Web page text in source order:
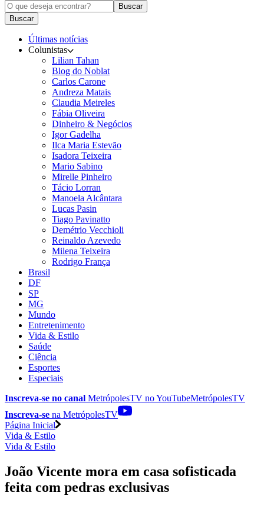
Buscar
Buscar
Últimas notícias
Colunistas
Lilian Tahan
Blog do Noblat
Carlos Carone
Andreza Matais
Claudia Meireles
Fábia Oliveira
Dinheiro & Negócios
Igor Gadelha
Ilca Maria Estevão
Isadora Teixeira
Mario Sabino
Mirelle Pinheiro
Tácio Lorran
Manoela Alcântara
Lucas Pasin
Tiago Pavinatto
Demétrio Vecchioli
Reinaldo Azevedo
Milena Teixeira
Rodrigo França
Brasil
DF
SP
MG
Mundo
Entretenimento
Vida & Estilo
Saúde
Ciência
Esportes
Especiais
Inscreva-se no canal MetrópolesTV noYouTubeMetrópolesTV
Inscreva-se na MetrópolesTV
Página Inicial
Vida & Estilo
Vida & Estilo
João Vicente mora em casa sofisticada
feita com pedras exclusivas